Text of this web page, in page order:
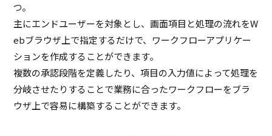
つ。
主にエンドユーザーを対象とし、画面項目と処理の流れをW
ebブラウザ上で指定するだけで、ワークフローアプリケー
ションを作成することができます。
複数の承認段階を定義したり、項目の入力値によって処理を
分岐させたりすることで業務に合ったワークフローをブラ
ウザ上で容易に構築することができます。